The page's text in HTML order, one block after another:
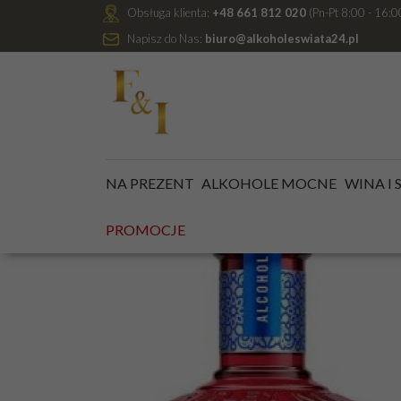
Obsługa klienta: +48 661 812 020 (Pn-Pt 8:00 -
Napisz do Nas: biuro@alkoholeswiata24.pl
NA PREZENT ALKOHOLE MOCNE WINA I
PROMOCJE